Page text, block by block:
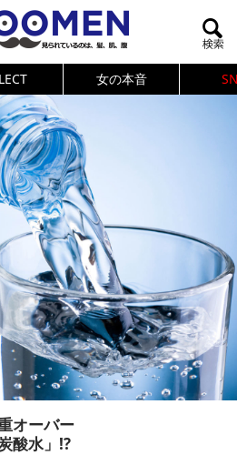
女の本音
オーバー
酸水」!?